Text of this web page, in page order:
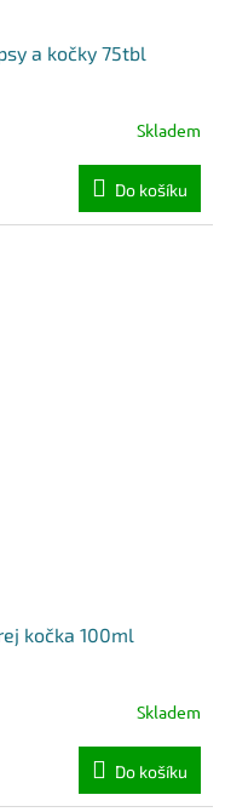
a kočky 75tbl
Skladem
Do košíku
kočka 100ml
Skladem
Do košíku